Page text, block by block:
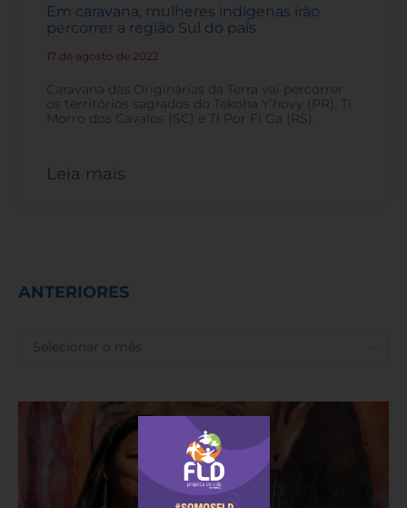
Em caravana, mulheres indígenas irão
percorrer a região Sul do país
17 de agosto de 2022
Caravana das Originárias da Terra vai percorrer
os territórios sagrados do Tekoha Y’hovy (PR), TI
Morro dos Cavalos (SC) e TI Por Fi Ga (RS).
Leia mais
ANTERIORES